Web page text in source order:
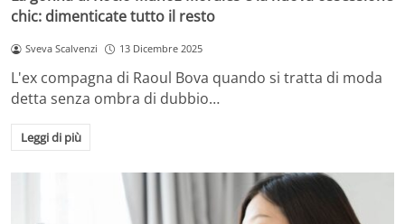
chic: dimenticate tutto il resto
Sveva Scalvenzi 13 Dicembre 2025
L'ex compagna di Raoul Bova quando si tratta di moda
detta senza ombra di dubbio…
Leggi di più